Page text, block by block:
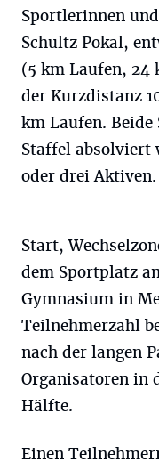
Sportlerinnen
Schultz Pokal,
(5 km Laufen, 24
der Kurzdistanz
km Laufen. Beide
Staffel absolviert
oder drei Aktiven.
Start,
dem Sportplatz
Gymnasium in
Teilnehmerzahl
nach der langen
Organisatoren in
Hälfte.
Einen